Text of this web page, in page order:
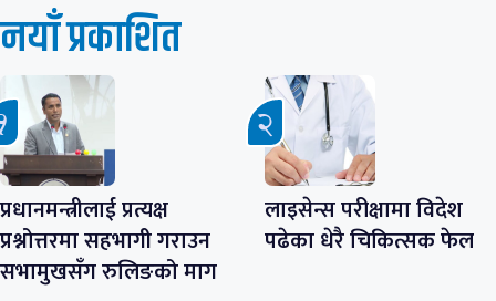
नयाँ प्रकाशित
प्रधानमन्त्रीलाई प्रत्यक्ष
प्रश्नोत्तरमा सहभागी गराउन
सभामुखसँग रुलिङको माग
लाइसेन्स परीक्षामा विदेश
पढेका धेरै चिकित्सक फेल